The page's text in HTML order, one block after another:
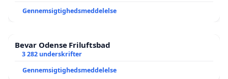
Gennemsigtighedsmeddelelse
Bevar Odense Friluftsbad
3 282 underskrifter
Gennemsigtighedsmeddelelse